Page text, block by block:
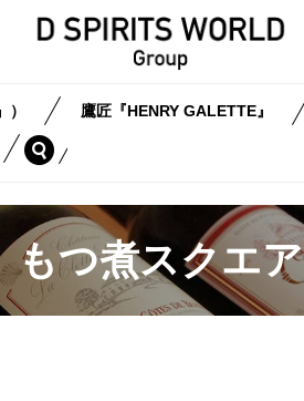
鷹匠『HENRY GALETTE』
search
もつ煮スクエア